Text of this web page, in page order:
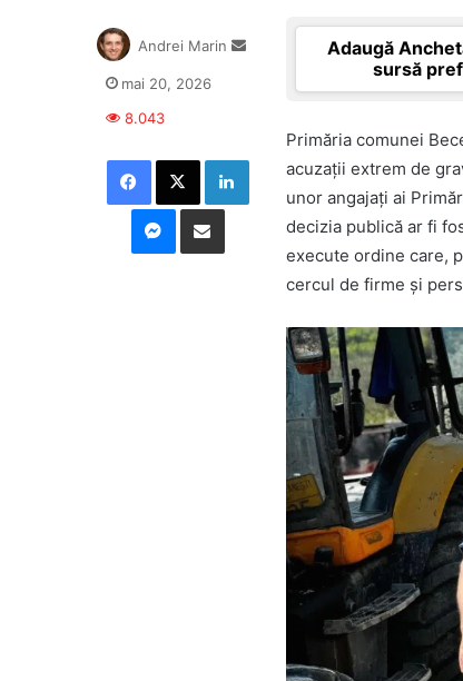
Adaugă
sursă
Primăria comunei
acuzații extrem de
unor angajați ai
decizia publică ar fi
execute ordine care,
cercul de firme și
Andrei Marin
Send
mai 20, 2026
8.043
Facebook
X LinkedIn
Messenger
Distribuie prin mail